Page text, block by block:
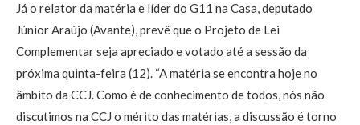
Já o relator da matéria e líder do G11 na Casa, deputado
Júnior Araújo (Avante), prevê que o Projeto de Lei
Complementar seja apreciado e votado até a sessão da
próxima quinta-feira (12). “A matéria se encontra hoje no
âmbito da CCJ. Como é de conhecimento de todos, nós não
discutimos na CCJ o mérito das matérias, a discussão é torno